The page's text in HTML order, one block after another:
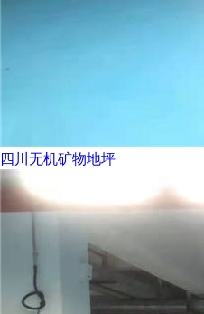
四川无机矿物地坪